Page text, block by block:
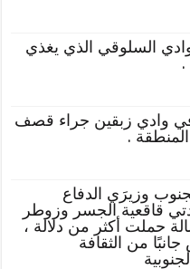
السلوقي الذي يغذي
.
في وادي زبقين جراء قصف
.
وزيرَي الدفاع
قاقعية الجسر وزوطر
حملت أكثر من دلالة ،
من الثقافة